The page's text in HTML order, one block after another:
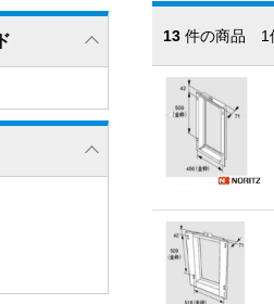
13 件の商品 1